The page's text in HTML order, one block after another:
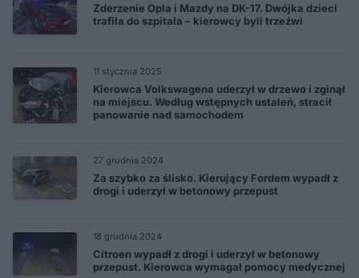
Zderzenie Opla i Mazdy na DK-17. Dwójka dzieci
trafiła do szpitala – kierowcy byli trzeźwi
11 stycznia 2025
Kierowca Volkswagena uderzył w drzewo i zginął
na miejscu. Według wstępnych ustaleń, stracił
panowanie nad samochodem
27 grudnia 2024
Za szybko za ślisko. Kierujący Fordem wypadł z
drogi i uderzył w betonowy przepust
18 grudnia 2024
Citroen wypadł z drogi i uderzył w betonowy
przepust. Kierowca wymagał pomocy medycznej